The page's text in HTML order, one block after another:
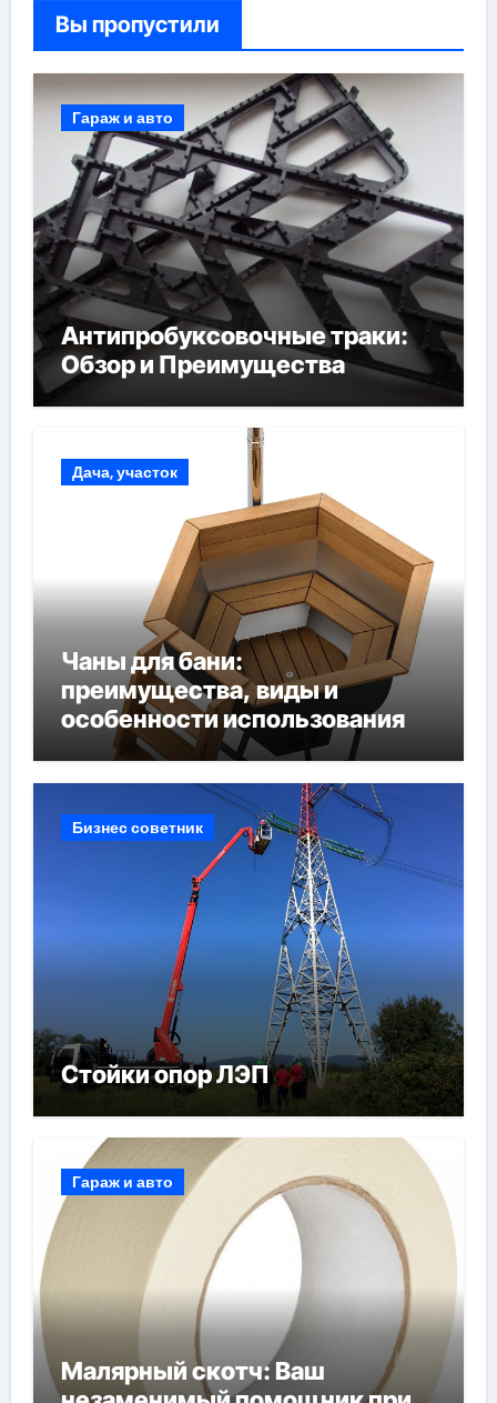
Вы пропустили
Гараж и авто
Антипробуксовочные траки:
Обзор и Преимущества
Дача, участок
Чаны для бани:
преимущества, виды и
особенности использования
Бизнес советник
Стойки опор ЛЭП
Гараж и авто
Малярный скотч: Ваш